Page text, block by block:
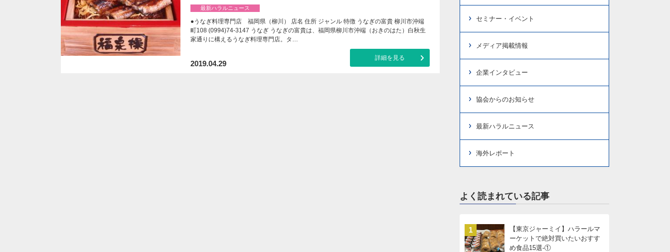
最新ハラルニュース
●うなぎ料理専門店 福岡県（柳川） 店名 住所 ジャンル 特徴 うなぎの富貴 柳川市沖端
町108 (0994)74-3147 うなぎ うなぎの富貴は、福岡県柳川市沖端（おきのはた）白秋生
家通りに構えるうなぎ料理専門店。タ…
2019.04.29
詳細を見る
セミナー・イベント
メディア掲載情報
企業インタビュー
協会からのお知らせ
最新ハラルニュース
海外レポート
よく読まれている記事
1
【東京ジャーミイ】ハラールマ
ーケットで絶対買いたいおすす
め食品15選-①